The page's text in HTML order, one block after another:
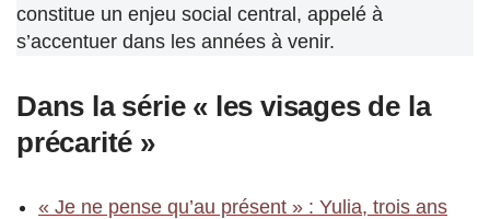
constitue un enjeu social central, appelé à
s’accentuer dans les années à venir.
Dans la série « les visages de la
précarité »
« Je ne pense qu’au présent » : Yulia, trois ans